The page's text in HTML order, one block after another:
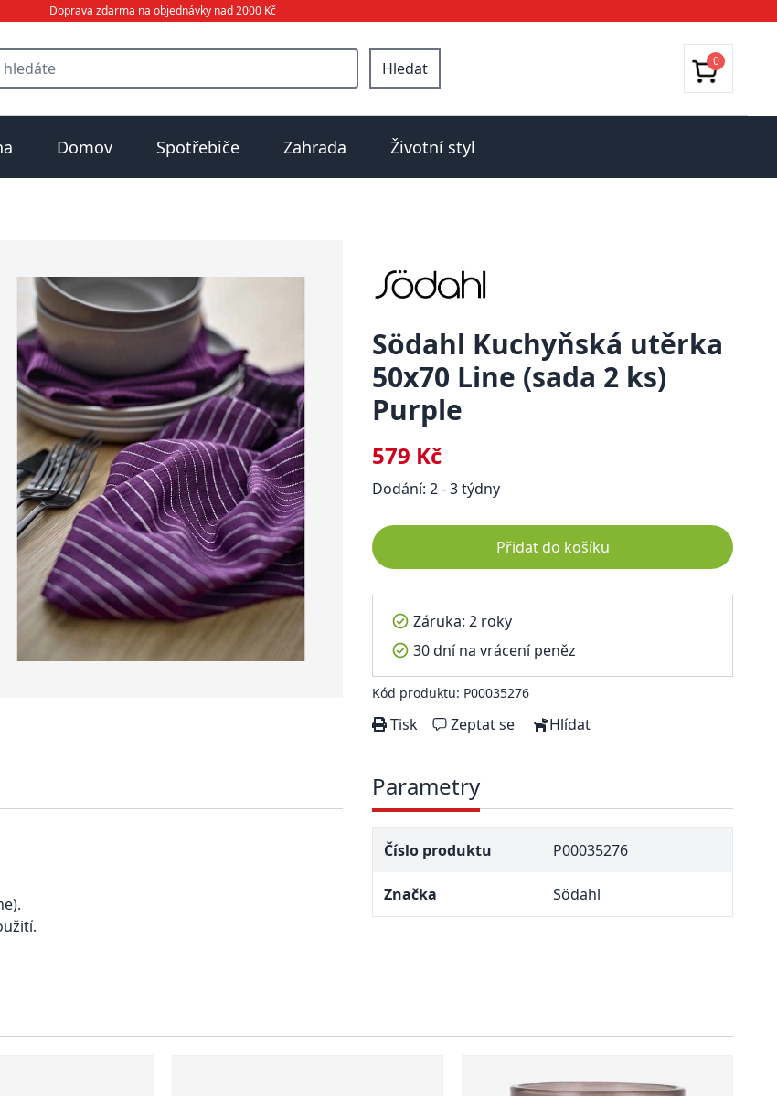
Doprava zdarma na objednávky nad 2000 Kč
Hledat 0
Domov Spotřebiče Zahrada Životní styl
Södahl Kuchyňská utěrka
50x70 Line (sada 2 ks)
Purple
579 Kč
Dodání: 2 - 3 týdny
Přidat do košíku
Záruka: 2 roky
30 dní na vrácení peněz
Kód produktu: P00035276
Tisk Zeptat se Hlídat
Parametry
Číslo produktu P00035276
Značka Södahl